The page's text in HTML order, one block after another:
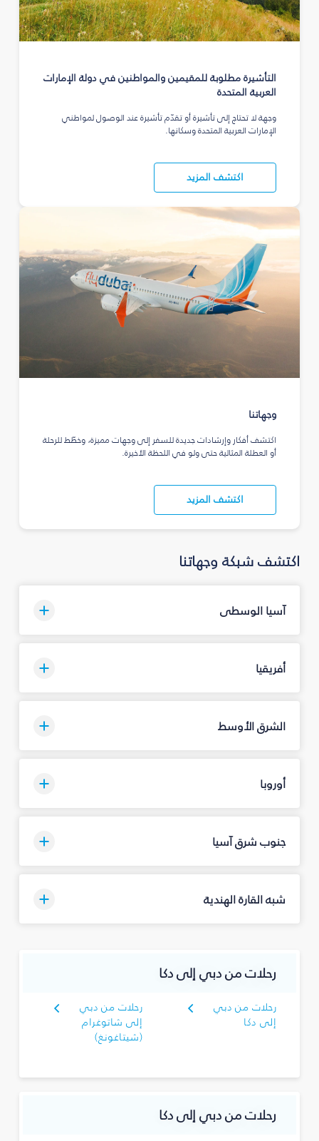
التأشيرة مطلوبة للمقيمين والمواطنين في دولة الإمارات
العربية المتحدة
وجهة لا تحتاج إلى تأشيرة أو تقدّم تأشيرة عند الوصول لمواطني
الإمارات العربية المتحدة وسكانها.
اكتشف المزيد
وجهاتنا
اكتشف أفكار وإرشادات جديدة للسفر إلى وجهات مميزة، وخطّط للرحلة
أو العطلة المثالية حتى ولو في اللحظة الأخيرة.
اكتشف المزيد
اكتشف شبكة وجهاتنا
آسيا الوسطى
أفريقيا
الشرق الأوسط
أوروبا
جنوب شرق آسيا
شبه القارة الهندية
رحلات من دبي إلى دكا
رحلات من دبي
إلى دكا
رحلات من دبي
إلى شاتوغرام
(شيتاغونغ)
رحلات من دبي إلى دكا